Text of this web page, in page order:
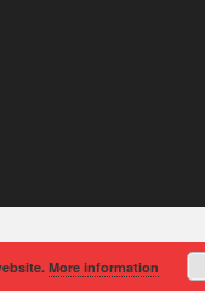
More information